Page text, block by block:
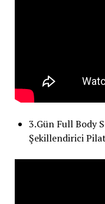
3.Gün Full Body
Şekillendirici